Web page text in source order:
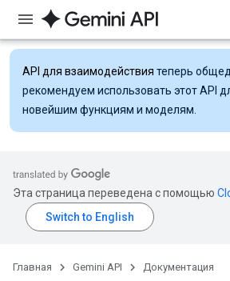
API для взаимодействия теперь
рекомендуем использовать этот API
новейшим функциям и моделям.
Эта страница переведена с помощью
Главная Gemini API Документация